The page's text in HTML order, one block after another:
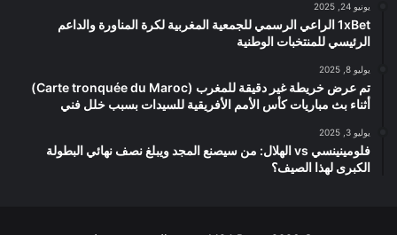
يونيو 24, 2025
1xBet الراعي الرسمي للجمعية المغربية لكرة المناورة والداعم
الرئيسي للمنتخبات الوطنية
يوليو 8, 2025
تم عرض خريطة غير دقيقة للمغرب (Carte tronquée du Maroc)
أثناء بث مباريات كأس الأمم الأفريقية للسيدات بسبب خلل فني
يوليو 3, 2025
فلومينينسي vs الهلال: من سيصنع المجد ويبلغ نصف نهائي البطولة
الكبرى لهذا الصيف؟